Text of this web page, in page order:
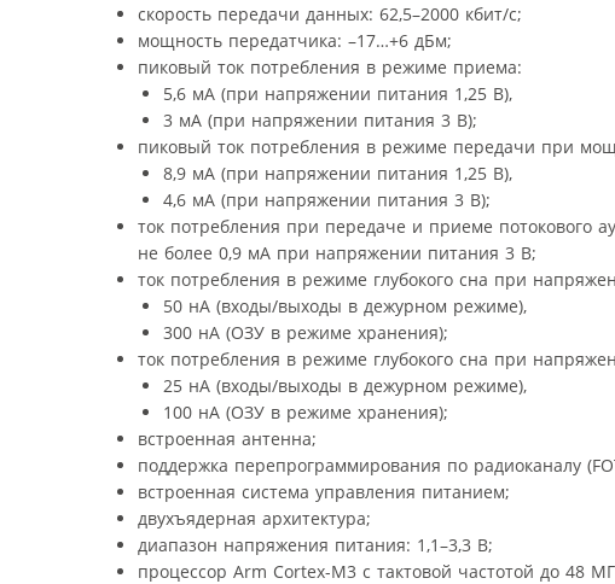
скорость передачи данных: 62,5–2000 кбит/с;
мощность передатчика: –17…+6 дБм;
пиковый ток потребления в режиме приема:
5,6 мА (при напряжении питания 1,25 В),
3 мА (при напряжении питания 3 В);
пиковый ток потребления в режиме передачи при
8,9 мА (при напряжении питания 1,25 В),
4,6 мА (при напряжении питания 3 В);
ток потребления при передаче и приеме потокового
не более 0,9 мА при напряжении питания 3 В;
ток потребления в режиме глубокого сна при
50 нА (входы/выходы в дежурном режиме),
300 нА (ОЗУ в режиме хранения);
ток потребления в режиме глубокого сна при
25 нА (входы/выходы в дежурном режиме),
100 нА (ОЗУ в режиме хранения);
встроенная антенна;
поддержка перепрограммирования по радиоканалу
встроенная система управления питанием;
двухъядерная архитектура;
диапазон напряжения питания: 1,1–3,3 В;
процессор Arm Cortex-M3 с тактовой частотой до 48